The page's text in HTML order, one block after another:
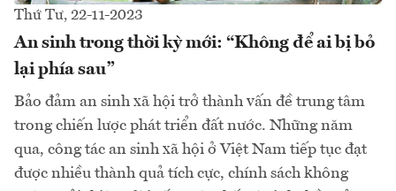
Thứ Tư, 22-11-2023
An sinh trong thời kỳ mới: “Không để ai bị bỏ
lại phía sau”
Bảo đảm an sinh xã hội trở thành vấn đề trung tâm
trong chiến lược phát triển đất nước. Những năm
qua, công tác an sinh xã hội ở Việt Nam tiếp tục đạt
được nhiều thành quả tích cực, chính sách không